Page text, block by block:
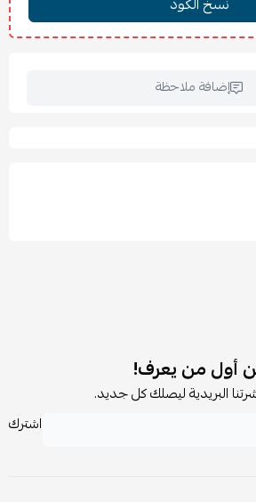
21 سم
القوية أو الكاشطة.
التنظيف للحفاظ على المظهر المعدني
إضافة ملاحظة
أول من يعرف!
البريدية ليصلك كل جديد.
اشترك